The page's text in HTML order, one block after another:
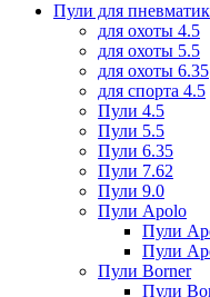
Пули для
для охоты 4.5
для охоты 5.5
для охоты 6.35
для спорта 4.5
Пули 4.5
Пули 5.5
Пули 6.35
Пули 7.62
Пули 9.0
Пули Apolo
Пули
Пули
Пули Borner
Пули